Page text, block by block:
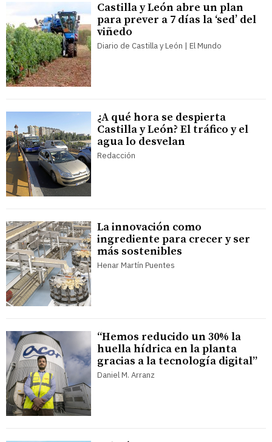
Castilla y León abre un plan
para prever a 7 días la ‘sed’ del
viñedo
Diario de Castilla y León | El Mundo
¿A qué hora se despierta
Castilla y León? El tráfico y el
agua lo desvelan
Redacción
La innovación como
ingrediente para crecer y ser
más sostenibles
Henar Martín Puentes
“Hemos reducido un 30% la
huella hídrica en la planta
gracias a la tecnología digital”
Daniel M. Arranz